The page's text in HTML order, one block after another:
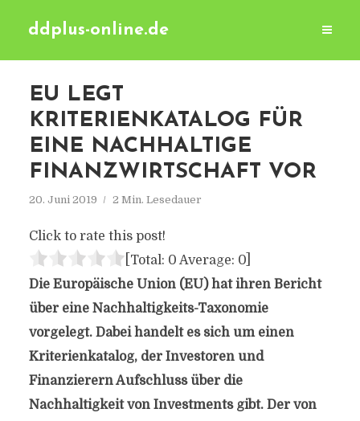
ddplus-online.de
EU LEGT
KRITERIENKATALOG FÜR
EINE NACHHALTIGE
FINANZWIRTSCHAFT VOR
20. Juni 2019 2 Min. Lesedauer
Click to rate this post!
[Total: 0 Average: 0]
Die Europäische Union (EU) hat ihren Bericht
über eine Nachhaltigkeits-Taxonomie
vorgelegt. Dabei handelt es sich um einen
Kriterienkatalog, der Investoren und
Finanzierern Aufschluss über die
Nachhaltigkeit von Investments gibt. Der von